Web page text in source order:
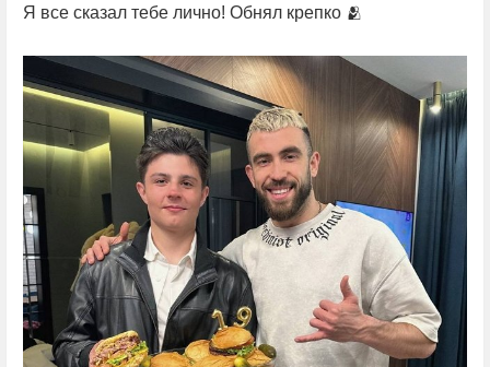
Я все сказал тебе лично! Обнял крепко 🫂